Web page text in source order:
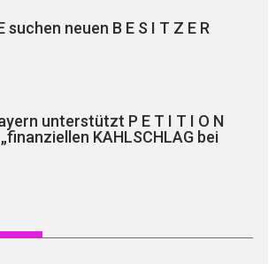
suchen neuen B E S I T Z E R
unterstützt P E T I T I O N
KAHLSCHLAG bei